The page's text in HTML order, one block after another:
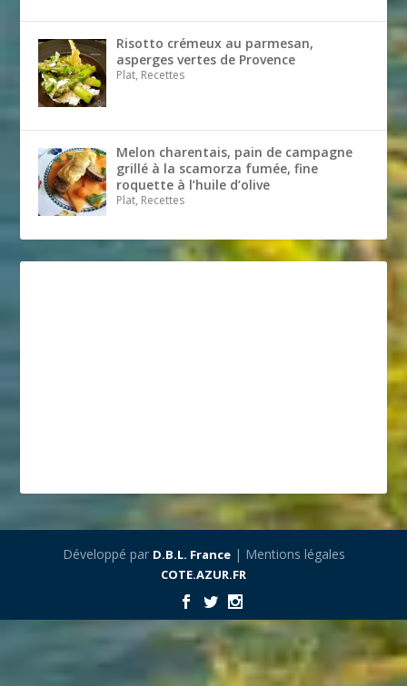
Risotto crémeux au parmesan,
asperges vertes de Provence
Plat, Recettes
Melon charentais, pain de campagne
grillé à la scamorza fumée, fine
roquette à l’huile d’olive
Plat, Recettes
Développé par D.B.L. France| Mentions légales
COTE.AZUR.FR